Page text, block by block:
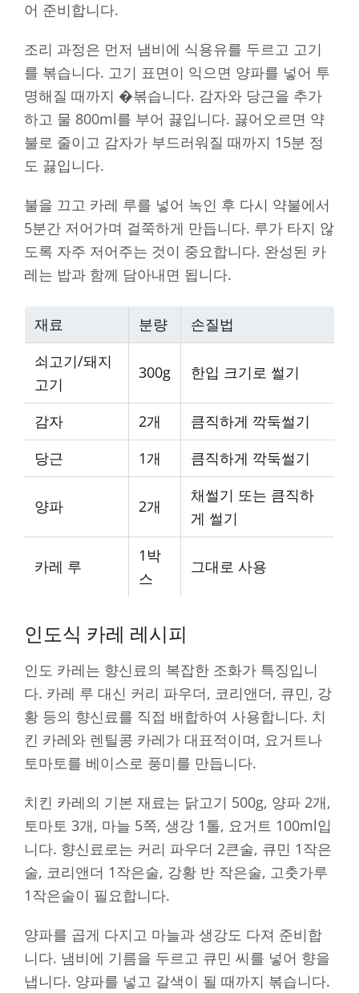
어 준비합니다.
조리 과정은 먼저 냄비에 식용유를 두르고 고기
를 볶습니다. 고기 표면이 익으면 양파를 넣어 투
명해질 때까지 �볶습니다. 감자와 당근을 추가
하고 물 800ml를 부어 끓입니다. 끓어오르면 약
불로 줄이고 감자가 부드러워질 때까지 15분 정
도 끓입니다.
불을 끄고 카레 루를 넣어 녹인 후 다시 약불에서
5분간 저어가며 걸쭉하게 만듭니다. 루가 타지 않
도록 자주 저어주는 것이 중요합니다. 완성된 카
레는 밥과 함께 담아내면 됩니다.
재료 분량
손질법
쇠고기/돼지
고기
300g 한입 크기로 썰기
감자 2개
큼직하게 깍둑썰기
당근
1개 큼직하게 깍둑썰기
양파 2개
채썰기 또는 큼직하
게 썰기
카레 루
1박
스
그대로 사용
인도식 카레 레시피
인도 카레는 향신료의 복잡한 조화가 특징입니
다. 카레 루 대신 커리 파우더, 코리앤더, 큐민, 강
황 등의 향신료를 직접 배합하여 사용합니다. 치
킨 카레와 렌틸콩 카레가 대표적이며, 요거트나
토마토를 베이스로 풍미를 만듭니다.
치킨 카레의 기본 재료는 닭고기 500g, 양파 2개,
토마토 3개, 마늘 5쪽, 생강 1톨, 요거트 100ml입
니다. 향신료로는 커리 파우더 2큰술, 큐민 1작은
술, 코리앤더 1작은술, 강황 반 작은술, 고춧가루
1작은술이 필요합니다.
양파를 곱게 다지고 마늘과 생강도 다져 준비합
니다. 냄비에 기름을 두르고 큐민 씨를 넣어 향을
냅니다. 양파를 넣고 갈색이 될 때까지 볶습니다.